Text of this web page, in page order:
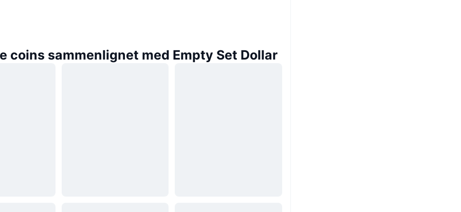
coins sammenlignet med Empty Set Dollar